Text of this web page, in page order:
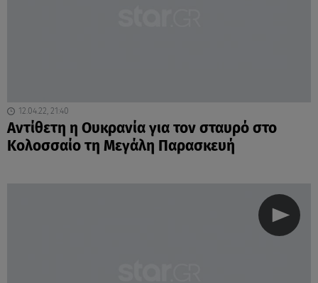
12.04.22, 21:40
Αντίθετη η Ουκρανία για τον σταυρό στο
Κολοσσαίο τη Μεγάλη Παρασκευή